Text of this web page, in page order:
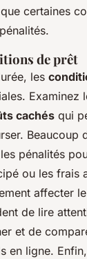
certaines
de prêt
les
Examinez
cachés qui
Beaucoup
pénalités
ou les frais
affecter
de lire
et de
en ligne.